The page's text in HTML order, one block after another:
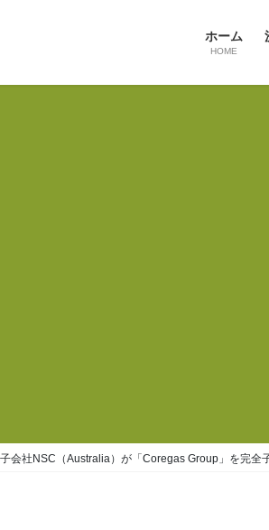
ホーム
HOME
会社NSC（Australia）が「Coregas Group」を完全